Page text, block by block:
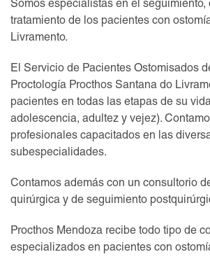
Somos especialistas en el seguimiento,
tratamiento de los pacientes con
Livramento.
El Servicio de Pacientes Ostomisados
Proctología Procthos Santana do
pacientes en todas las etapas de su
adolescencia, adultez y vejez).
profesionales capacitados en las
subespecialidades.
Contamos además con un consultorio
quirúrgica y de seguimiento
Procthos Mendoza recibe todo tipo de
especializados en pacientes con